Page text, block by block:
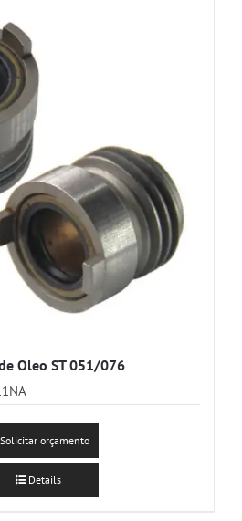
Oleo ST 051/076
Solicitar orçamento
Details